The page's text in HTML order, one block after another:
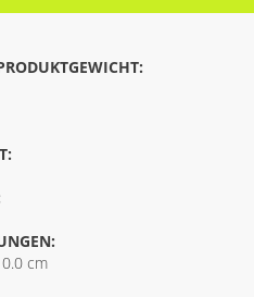
cm